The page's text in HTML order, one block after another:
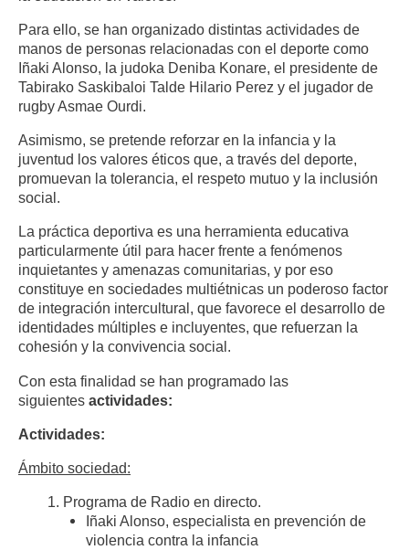
Para ello, se han organizado distintas actividades de
manos de personas relacionadas con el deporte como
Iñaki Alonso, la judoka Deniba Konare, el presidente de
Tabirako Saskibaloi Talde Hilario Perez y el jugador de
rugby Asmae Ourdi.
Asimismo, se pretende reforzar en la infancia y la
juventud los valores éticos que, a través del deporte,
promuevan la tolerancia, el respeto mutuo y la inclusión
social.
La práctica deportiva es una herramienta educativa
particularmente útil para hacer frente a fenómenos
inquietantes y amenazas comunitarias, y por eso
constituye en sociedades multiétnicas un poderoso factor
de integración intercultural, que favorece el desarrollo de
identidades múltiples e incluyentes, que refuerzan la
cohesión y la convivencia social.
Con esta finalidad se han programado las
siguientes actividades:
Actividades:
Ámbito sociedad:
Programa de Radio en directo.
Iñaki Alonso, especialista en prevención de
violencia contra la infancia